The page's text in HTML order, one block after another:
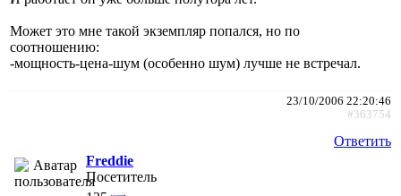
Может это мне такой экземпляр попался, но по
соотношению:
-мощность-цена-шум (особенно шум) лучше не встречал.
23/10/2006 22:20:46
#363754
Ответить
Freddie
Посетитель